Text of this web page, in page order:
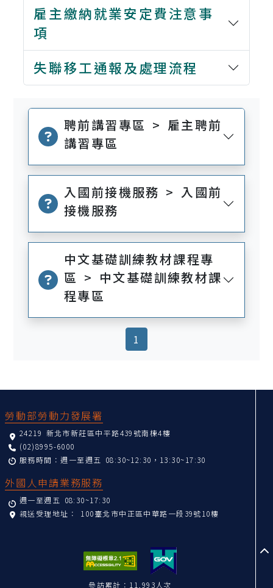
雇主繳納就業安定費注意事
項
失聯移工通報及處理流程
聘前講習專區 > 雇主聘前
講習專區
入國前接機服務 > 入國前
接機服務
中文基礎訓練教材課程專
區 > 中文基礎訓練教材課
程專區
1
勞動部勞動力發展署
24219 新北市新莊區中平路439號南棟4樓
(02)8995-6000
服務時間：週一至週五 08:30~12:30，13:30~17:30
外國人申請業務服務
週一至週五 08:30~17:30
親送受理地址： 100臺北市中正區中華路一段39號10樓
參訪累計：11,993人次
至